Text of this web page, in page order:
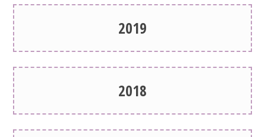
2019
2018